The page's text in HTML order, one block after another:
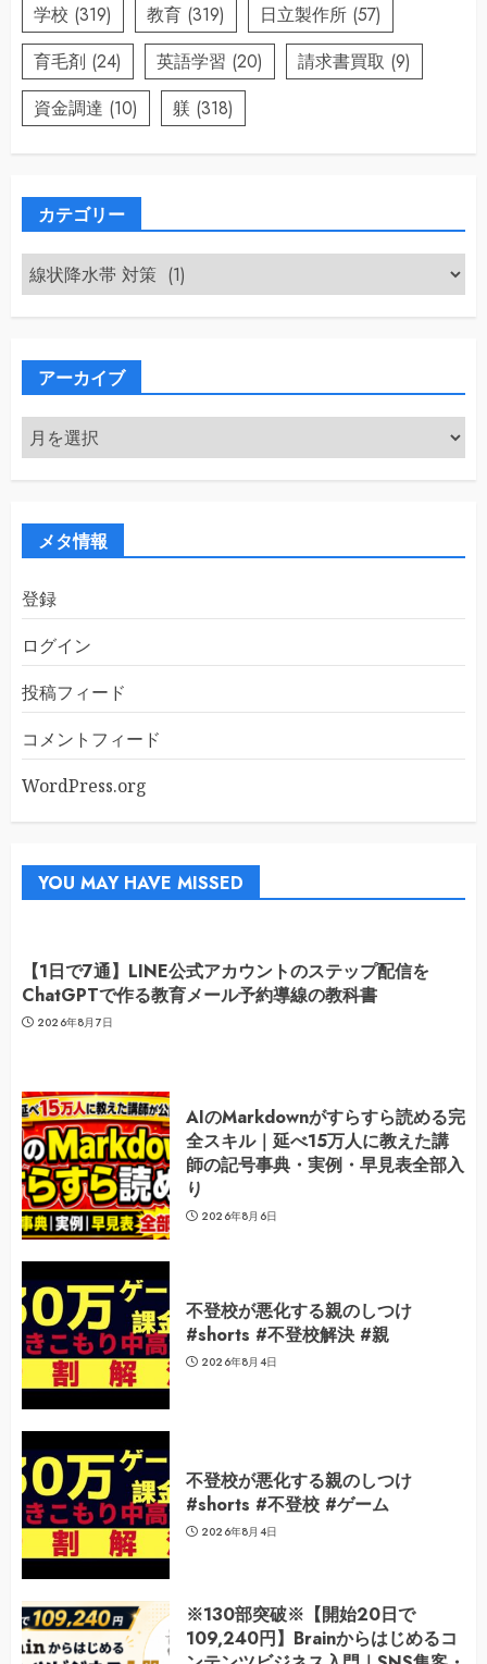
学校 (319) 教育 (319) 日立製作所 (57)
育毛剤 (24) 英語学習 (20) 請求書買取 (9)
資金調達 (10) 躾 (318)
カテゴリー
カ
テ
ゴ
アーカイブ
ア
ー
カ
メタ情報
登録
ログイン
投稿フィード
コメントフィード
WordPress.org
YOU MAY HAVE MISSED
【1日で7通】LINE公式アカウントのステップ配信を
ChatGPTで作る教育メール予約導線の教科書
2026年8月7日
AIのMarkdownがすらすら読める完
全スキル｜延べ15万人に教えた講
師の記号事典・実例・早見表全部入
り
2026年8月6日
不登校が悪化する親のしつけ
#shorts #不登校解決 #親
2026年8月4日
不登校が悪化する親のしつけ
#shorts #不登校 #ゲーム
2026年8月4日
※130部突破※【開始20日で
109,240円】Brainからはじめるコ